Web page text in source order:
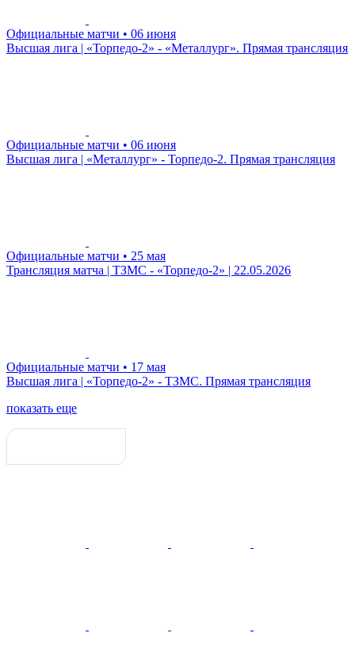
Официальные матчи • 06 июня
Высшая лига | «Торпедо-2» - «Металлург». Прямая трансляция
Официальные матчи • 06 июня
Высшая лига | «Металлург» - Торпедо-2. Прямая трансляция
Официальные матчи • 25 мая
Трансляция матча | ТЗМС - «Торпедо-2» | 22.05.2026
Официальные матчи • 17 мая
Высшая лига | «Торпедо-2» - ТЗМС. Прямая трансляция
показать еще